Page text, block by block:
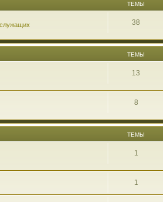
ТЕМЫ
38
ТЕМЫ
13
8
ТЕМЫ
1
1